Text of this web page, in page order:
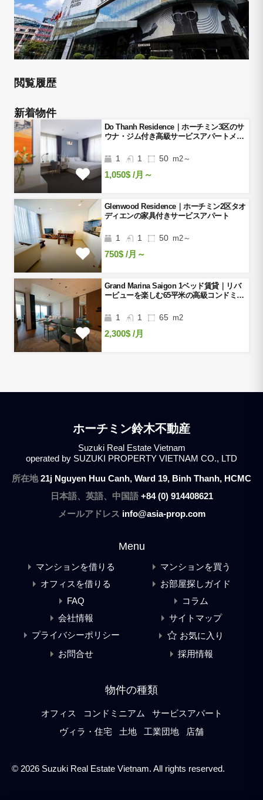
閲覧履歴
新着物件
Do Thanh Residence｜ホーチミン3区のサ
ウナ・ジム付き高級サービスアパートメン
1 1 50 m2～
1,050$ /月～
Glenwood Residence｜ホーチミン2区タオ
ディエンの家具付きサービスアパート
1 1 50 m2～
750$ /月～
Grand Marina Saigon 1ベッド賃貸｜リバ
ービューを楽しむ65平米の高級コンドミニ
1 1 65 m2
2,300$ /月
ホーチミン鈴木不動産
Suzuki Real Estate Vietnam
operated by SUZUKI PROPERTY VIETNAM CO., LTD
所在地21j Nguyen Huu Canh, Ward 19, Binh Thanh, HCMC
日本語、英語、中国語 +84 (0) 914408621
メールアドレス info@asia-prop.com
Menu
マンションを借りる
マンションを買う
オフィスを借りる
お部屋探しガイド
FAQ
コラム
会社情報
サイトマップ
プライバシーポリシー
お気に入り
お問合せ
採用情報
物件の種類
オフィス コンドミニアム
サービスアパート
ヴィラ・住宅
土地 工業団地 店舗
© 2026 Suzuki Real Estate Vietnam. All rights reserved.